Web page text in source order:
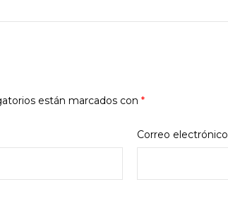
están marcados con *
Correo electrónico